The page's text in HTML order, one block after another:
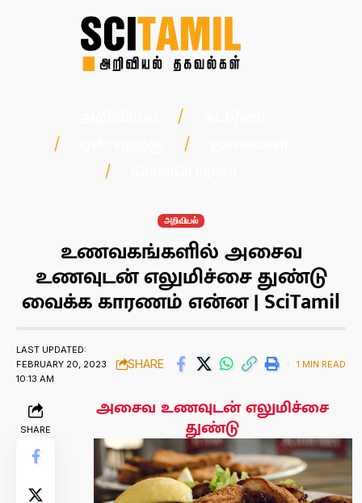
அறிவியல்
உணவகங்களில் அசைவ
உணவுடன் எலுமிச்சை துண்டு
வைக்க காரணம் என்ன | SciTamil
LAST UPDATED:
FEBRUARY 20, 2023
10:13 AM
SHARE 1 MIN READ
SHARE
அசைவ உணவுடன் எலுமிச்சை
துண்டு